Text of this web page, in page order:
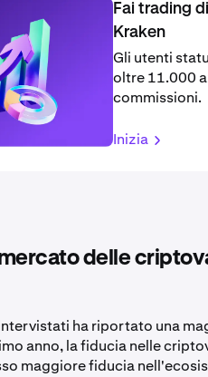
Fai trading
Kraken
Gli utenti
oltre 11.000
commissioni.
Inizia
delle
ha riportato una
anno, la fiducia nelle
maggiore fiducia